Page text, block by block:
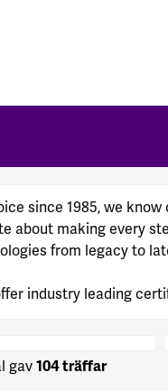
since 1985, we
about making every
from legacy to
industry leading
gav104 träffar